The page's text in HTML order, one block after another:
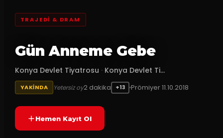
TRAJEDI & DRAM
Gün Anneme Gebe
Konya Devlet Tiyatrosu · Konya Devlet Ti...
YAKINDA Yetersiz oy2 dakika +13 Prömiyer11.10.2018
Hemen Kayıt Ol